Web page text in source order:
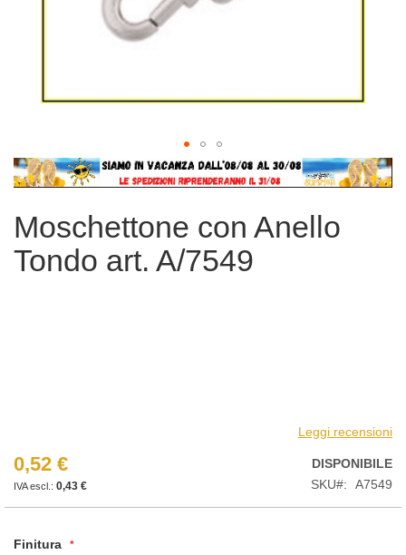
Vai
all'inizio
galleria
di
immagini
Moschettone con Anello
Tondo art. A/7549
Leggi recensioni
0,52 €
0,43 €
DISPONIBILE
SKU
A7549
Finitura